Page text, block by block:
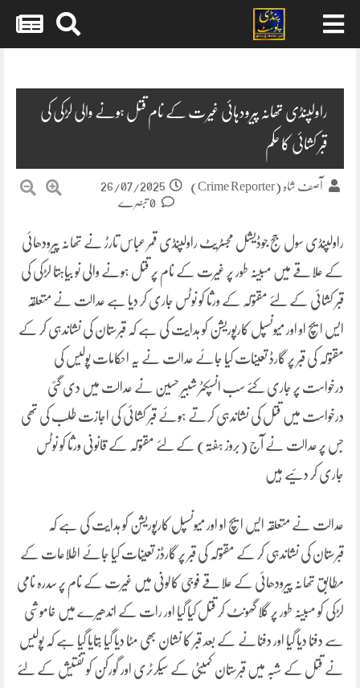
راولپنڈی تھانہ پیرودہائی غیرت کے نام قتل ہونے والی لڑکی کی
قبر کشائی کا حکم
آصف شاہ (Crime Reporter)
26/07/2025
راولپنڈی سول جج جوڈیشل مجسٹریٹ راولپنڈی قمر عباس تارڑ نے تھانہ پیرودھائی
کے علاقے میں مبینہ طور پر غیرت کے نام پر قتل ہونے والی نو بیاہتا لڑکی کی
قبر کشائی کے لئے مقتولہ کے ورثا کو نوٹس جاری کر دیا ہے عدالت نے متعلقہ
ایس ایچ او اور میونسپل کارپوریشن کو ہدایت کی ہے کہ قبرستان کی نشاندہی کر کے
مقتولہ کی قبر پر گارڈ تعینات کیا جائے عدالت نے یہ احکامات پولیس کی
درخواست پر جاری کئے سب انسپکٹر شبیر حسین نے عدالت میں دی گئی
درخواست میں قتل کی نشاندہی کرتے ہوئے قبر کشائی کی اجازت طلب کی تھی
جس پر عدالت نے آج (بروز ہفتہ) کے لئے مقتولہ کے قانونی ورثا کو نوٹس
جاری کر دئیے ہیں
عدالت نے متعلقہ ایس ایچ او اور میونسپل کارپوریشن کو ہدایت کی ہے کہ
قبرستان کی نشاندہی کر کے مقتولہ کی قبر پر گارڈز تعینات کیا جائے اطلاعات کے
مطابق تھانہ پیرودھائی کے علاقے فوجی کالونی میں غیرت کے نام پر سدرہ نامی
لڑکی کو مبینہ طور پر گلا گھونٹ کر قتل کیا گیا اور رات کے اندھیرے میں خاموشی
سے دفنا دیا گیا اور دفنانے کے بعد قبر کا نشان بھی مٹا دیا گیا بتایا گیا ہے کہ پولیس
نے قتل کے شبہ میں قبرستان کمیٹی کے سیکرٹری اور گورکن کو تفتیش کے لئے